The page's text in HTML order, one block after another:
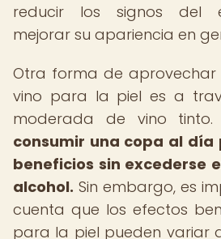
reducir los signos del
mejorar su apariencia en
Otra forma de aprovechar
vino para la piel es a
moderada de vino tinto.
consumir una copa al día
beneficios sin excederse
alcohol. Sin embargo, es
cuenta que los efectos
para la piel pueden variar